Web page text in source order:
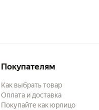
Покупателям
Как выбрать товар
Оплата и доставка
Покупайте как юрлицо